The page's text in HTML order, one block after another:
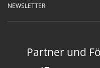
NEWSLETTER
Partner und